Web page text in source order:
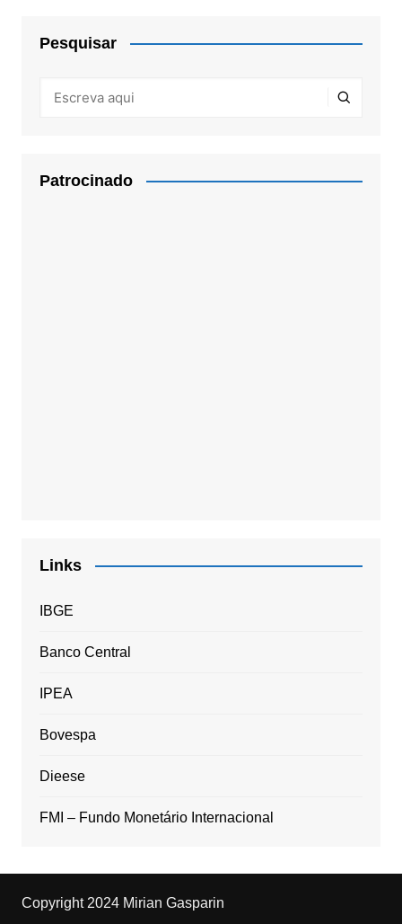
Pesquisar
Patrocinado
Links
IBGE
Banco Central
IPEA
Bovespa
Dieese
FMI – Fundo Monetário Internacional
Copyright 2024 Mirian Gasparin